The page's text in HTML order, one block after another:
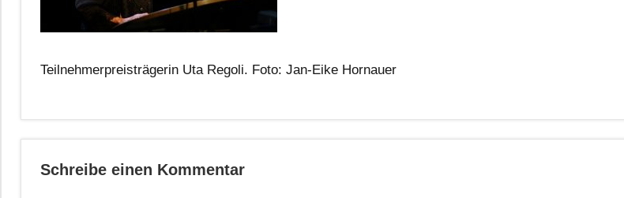
Teilnehmerpreisträgerin Uta Regoli. Foto: Jan-Eike Hornauer
Schreibe einen Kommentar